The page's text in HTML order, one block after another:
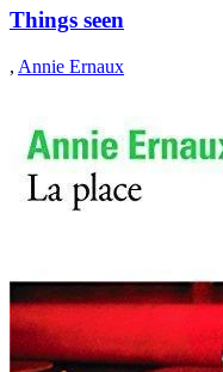
Things seen
, Annie Ernaux